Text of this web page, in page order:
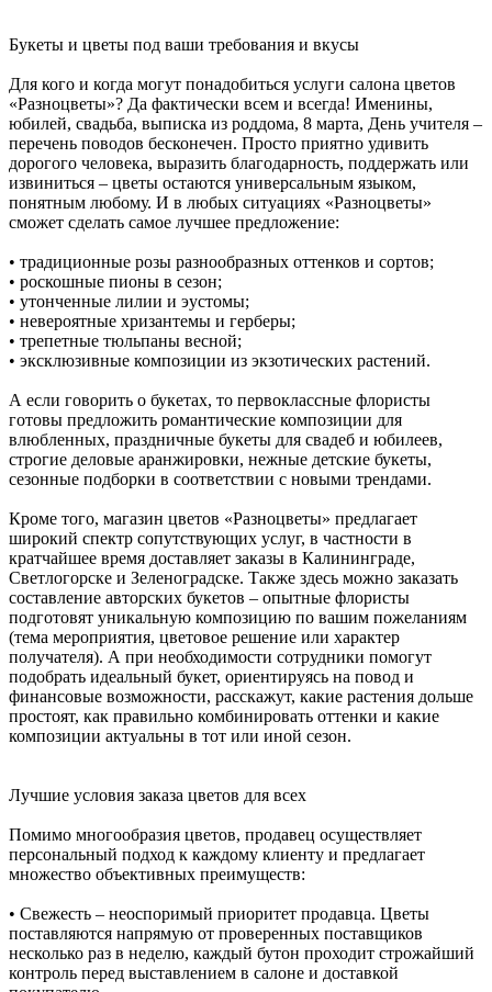
Букеты и цветы под ваши требования и вкусы
Для кого и когда могут понадобиться услуги салона цветов
«Разноцветы»? Да фактически всем и всегда! Именины,
юбилей, свадьба, выписка из роддома, 8 марта, День учителя –
перечень поводов бесконечен. Просто приятно удивить
дорогого человека, выразить благодарность, поддержать или
извиниться – цветы остаются универсальным языком,
понятным любому. И в любых ситуациях «Разноцветы»
сможет сделать самое лучшее предложение:
• традиционные розы разнообразных оттенков и сортов;
• роскошные пионы в сезон;
• утонченные лилии и эустомы;
• невероятные хризантемы и герберы;
• трепетные тюльпаны весной;
• эксклюзивные композиции из экзотических растений.
А если говорить о букетах, то первоклассные флористы
готовы предложить романтические композиции для
влюбленных, праздничные букеты для свадеб и юбилеев,
строгие деловые аранжировки, нежные детские букеты,
сезонные подборки в соответствии с новыми трендами.
Кроме того, магазин цветов «Разноцветы» предлагает
широкий спектр сопутствующих услуг, в частности в
кратчайшее время доставляет заказы в Калининграде,
Светлогорске и Зеленоградске. Также здесь можно заказать
составление авторских букетов – опытные флористы
подготовят уникальную композицию по вашим пожеланиям
(тема мероприятия, цветовое решение или характер
получателя). А при необходимости сотрудники помогут
подобрать идеальный букет, ориентируясь на повод и
финансовые возможности, расскажут, какие растения дольше
простоят, как правильно комбинировать оттенки и какие
композиции актуальны в тот или иной сезон.
Лучшие условия заказа цветов для всех
Помимо многообразия цветов, продавец осуществляет
персональный подход к каждому клиенту и предлагает
множество объективных преимуществ:
• Свежесть – неоспоримый приоритет продавца. Цветы
поставляются напрямую от проверенных поставщиков
несколько раз в неделю, каждый бутон проходит строжайший
контроль перед выставлением в салоне и доставкой